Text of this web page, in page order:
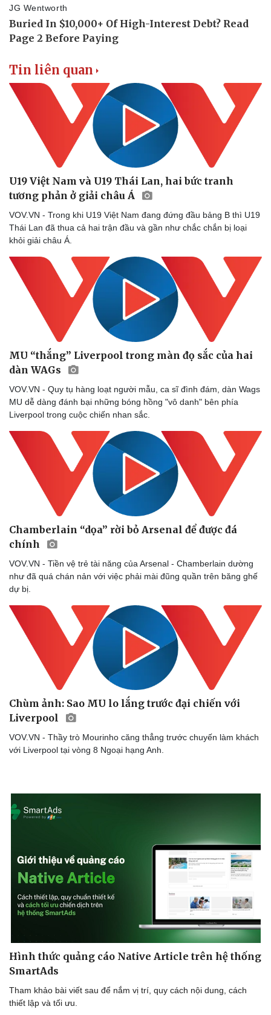
Doanh nghiệp
Thông tin doanh nghiệp
Doanh nghiệp 24h
Vì cộng đồng
Công nghệ
Sành điệu
Tin Công nghệ
Chuyển đổi số
Sức khỏe
Sản phụ khoa
Nhi khoa
Làm đẹp - giảm cân
Phòng mạch online
Blog
Tình yêu - Gia đình
Tin liên quan
U19 Việt Nam và U19 Thái Lan, hai bức tranh
tương phản ở giải châu Á
VOV.VN - Trong khi U19 Việt Nam đang đứng đầu bảng B thì U19
Thái Lan đã thua cả hai trận đầu và gần như chắc chắn bị loại
khỏi giải châu Á.
MU “thắng” Liverpool trong màn đọ sắc của hai
dàn WAGs
VOV.VN - Quy tụ hàng loạt người mẫu, ca sĩ đình đám, dàn Wags
MU dễ dàng đánh bại những bóng hồng "vô danh" bên phía
Liverpool trong cuộc chiến nhan sắc.
Chamberlain “dọa” rời bỏ Arsenal để được đá
chính
VOV.VN - Tiền vệ trẻ tài năng của Arsenal - Chamberlain dường
như đã quá chán nản với việc phải mài đũng quần trên băng ghế
dự bị.
Chùm ảnh: Sao MU lo lắng trước đại chiến với
Liverpool
VOV.VN - Thầy trò Mourinho căng thẳng trước chuyến làm khách
với Liverpool tại vòng 8 Ngoại hạng Anh.
Hình thức quảng cáo Native Article trên hệ thống
SmartAds
Tham khảo bài viết sau để nắm vị trí, quy cách nội dung, cách
thiết lập và tối ưu.